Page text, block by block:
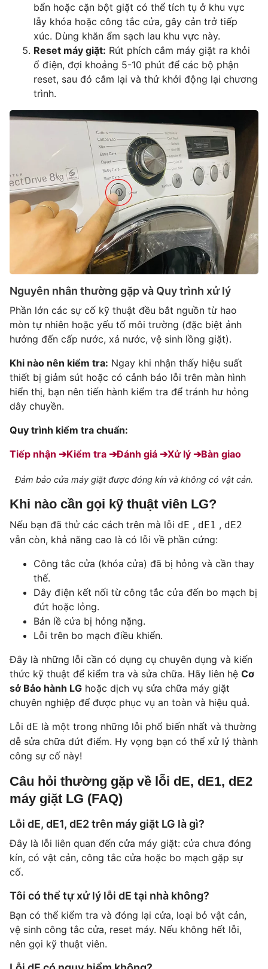
bẩn hoặc cặn bột giặt có thể tích tụ ở khu vực
lẫy khóa hoặc công tắc cửa, gây cản trở tiếp
xúc. Dùng khăn ẩm sạch lau khu vực này.
Reset máy giặt: Rút phích cắm máy giặt ra khỏi
ổ điện, đợi khoảng 5-10 phút để các bộ phận
reset, sau đó cắm lại và thử khởi động lại chương
trình.
Nguyên nhân thường gặp và Quy trình xử lý
Phần lớn các sự cố kỹ thuật đều bắt nguồn từ hao
mòn tự nhiên hoặc yếu tố môi trường (đặc biệt ảnh
hưởng đến cấp nước, xả nước, vệ sinh lồng giặt).
Khi nào nên kiểm tra: Ngay khi nhận thấy hiệu suất
thiết bị giảm sút hoặc có cảnh báo lỗi trên màn hình
hiển thị, bạn nên tiến hành kiểm tra để tránh hư hỏng
dây chuyền.
Quy trình kiểm tra chuẩn:
Tiếp nhận ➔Kiểm tra ➔Đánh giá ➔Xử lý ➔Bàn giao
Đảm bảo cửa máy giặt được đóng kín và không có vật cản.
Khi nào cần gọi kỹ thuật viên LG?
Nếu bạn đã thử các cách trên mà lỗi dE , dE1 , dE2
vẫn còn, khả năng cao là có lỗi về phần cứng:
Công tắc cửa (khóa cửa) đã bị hỏng và cần thay
thế.
Dây điện kết nối từ công tắc cửa đến bo mạch bị
đứt hoặc lỏng.
Bản lề cửa bị hỏng nặng.
Lỗi trên bo mạch điều khiển.
Đây là những lỗi cần có dụng cụ chuyên dụng và kiến
thức kỹ thuật để kiểm tra và sửa chữa. Hãy liên hệ Cơ
sở Bảo hành LG hoặc dịch vụ sửa chữa máy giặt
chuyên nghiệp để được phục vụ an toàn và hiệu quả.
Lỗi dE là một trong những lỗi phổ biến nhất và thường
dễ sửa chữa dứt điểm. Hy vọng bạn có thể xử lý thành
công sự cố này!
Câu hỏi thường gặp về lỗi dE, dE1, dE2
máy giặt LG (FAQ)
Lỗi dE, dE1, dE2 trên máy giặt LG là gì?
Đây là lỗi liên quan đến cửa máy giặt: cửa chưa đóng
kín, có vật cản, công tắc cửa hoặc bo mạch gặp sự
cố.
Tôi có thể tự xử lý lỗi dE tại nhà không?
Bạn có thể kiểm tra và đóng lại cửa, loại bỏ vật cản,
vệ sinh công tắc cửa, reset máy. Nếu không hết lỗi,
nên gọi kỹ thuật viên.